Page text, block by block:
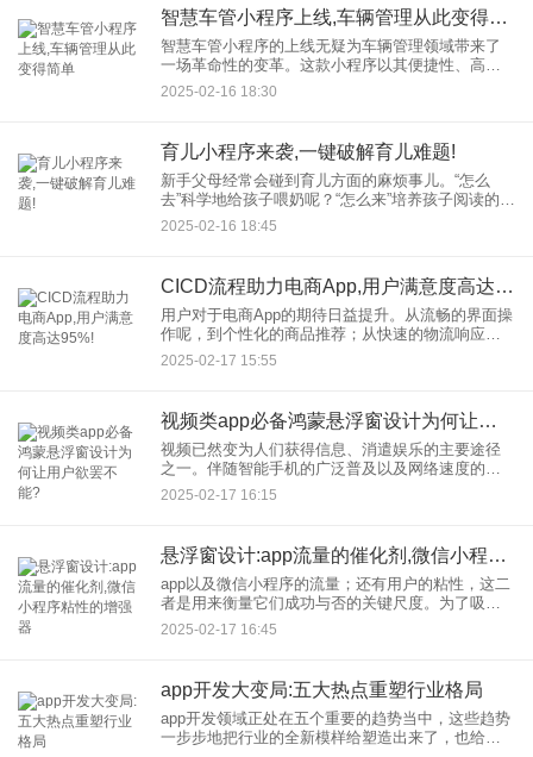
智慧车管小程序上线,车辆管理从此变得简单‌
智慧车管小程序的上线无疑为车辆管理领域带来了
一场革命性的变革。这款小程序以其便捷性、高效
性和智能化特点，极大地简化了车辆管理的流程，
让车主和运输企业能够轻松应对各种车驾管业务，
2025-02-16 18:30
育儿小程序来袭,一键破解育儿难题!
新手父母经常会碰到育儿方面的麻烦事儿。“怎么
去”科学地给孩子喂奶呢？“怎么来”培养孩子阅读的兴
趣呢？宝宝生病的时候“该怎么”去处理呢？这些问题
往往让父母心里满是焦虑和迷惑。不过科技的发展
2025-02-16 18:45
CICD流程助力电商App,用户满意度高达95%!
用户对于电商App的期待日益提升。从流畅的界面操
作呢，到个性化的商品推荐；从快速的物流响应
呢，到贴心的售后服务。每一个细节都直接跟用户
的满意度以及忠诚度紧密相连。正是在这样的背景
2025-02-17 15:55
视频类app必备鸿蒙悬浮窗设计为何让用户欲罢不能?
视频已然变为人们获得信息、消遣娱乐的主要途径
之一。伴随智能手机的广泛普及以及网络速度的不
断提升，视频类app犹如雨后春笋般纷纷涌现出来，
市场竞争变得越发激烈。不过在诸多视频app当中，
2025-02-17 16:15
悬浮窗设计:app流量的催化剂,微信小程序粘性的增强器
app以及微信小程序的流量；还有用户的粘性，这二
者是用来衡量它们成功与否的关键尺度。为了吸引
且保持用户，开发者们不断地去探索创新设计。其
中悬浮窗设计凭借其便捷的特性以及高效的特质，
2025-02-17 16:45
app开发大变局:五大热点重塑行业格局
app开发领域正处在五个重要的趋势当中，这些趋势
一步步地把行业的全新模样给塑造出来了，也给未